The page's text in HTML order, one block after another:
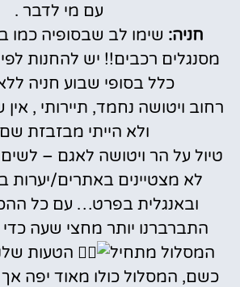
עם מי לדבר .
חניה: שימו לב שבסופיה כמו
מסנגלים רכבים!! יש להחנות
כלל בסופי שבוע חניה
רחוב ויטושה נחמד, תיירותי ,
ולא הייתי מבזבזת
טיול על הר ויטושה לאגם –
לא מצטיינים באתרים/יערות
ובאנגלית בפרט… עם כל
התברברנו יותר מחצי שעה
המסלול מתחיל
הטעות
כשם, המסלול כולו מאוד יפה אך